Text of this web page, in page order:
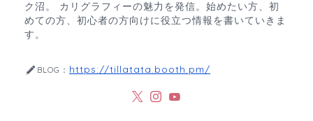
ク沼。 カリグラフィーの魅力を発信。始めたい方、初
めての方、初心者の方向けに役立つ情報を書いていきま
す。
BLOG： https://tillatata.booth.pm/